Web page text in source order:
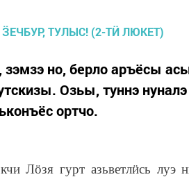
зэмзэ но, берло аръёсы
Озьы, туннэ
ортчо.
Лӧзя гурт азьветлӥсь луэ